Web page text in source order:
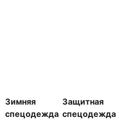
Зимняя
спецодежда
Защитная
спецодежда